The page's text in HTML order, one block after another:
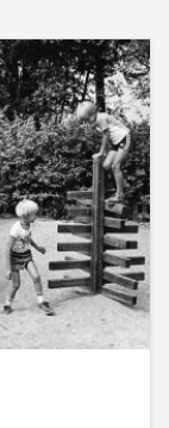
kun laki
tietä
arvoista
jossa
leikin